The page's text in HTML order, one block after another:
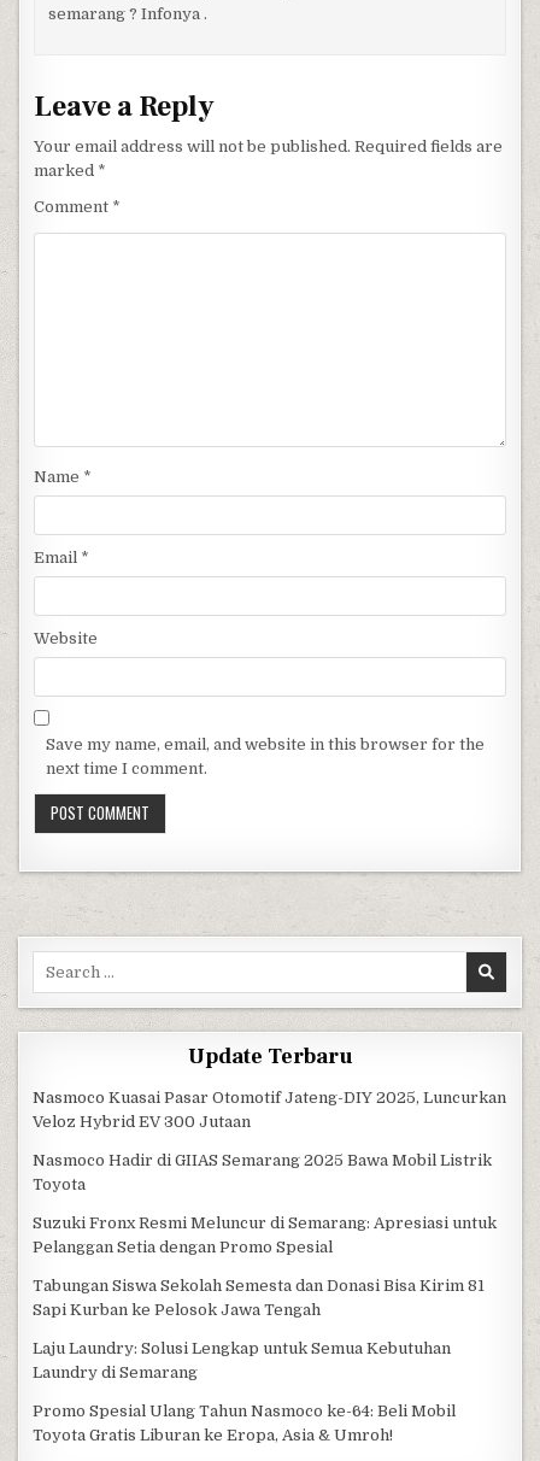
semarang ? Infonya .
Leave a Reply
Your email address will not be published. Required fields are
marked *
Comment *
Name *
Email *
Website
Save my name, email, and website in this browser for the
next time I comment.
Update Terbaru
Nasmoco Kuasai Pasar Otomotif Jateng-DIY 2025, Luncurkan
Veloz Hybrid EV 300 Jutaan
Nasmoco Hadir di GIIAS Semarang 2025 Bawa Mobil Listrik
Toyota
Suzuki Fronx Resmi Meluncur di Semarang: Apresiasi untuk
Pelanggan Setia dengan Promo Spesial
Tabungan Siswa Sekolah Semesta dan Donasi Bisa Kirim 81
Sapi Kurban ke Pelosok Jawa Tengah
Laju Laundry: Solusi Lengkap untuk Semua Kebutuhan
Laundry di Semarang
Promo Spesial Ulang Tahun Nasmoco ke-64: Beli Mobil
Toyota Gratis Liburan ke Eropa, Asia & Umroh!